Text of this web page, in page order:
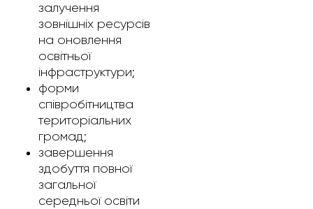
залучення
зовнішніх ресурсів
на оновлення
освітньої
інфраструктури;
форми
співробітництва
територіальних
громад;
завершення
здобуття повної
загальної
середньої освіти